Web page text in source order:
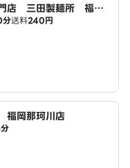
店 三田製麺所 福岡
送料240円
岡那珂川店